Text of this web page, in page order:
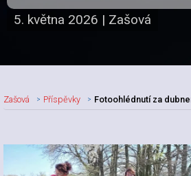
5. května 2026 | Zašová
Zašová Příspěvky Fotoohlédnutí za
Nadpis článku